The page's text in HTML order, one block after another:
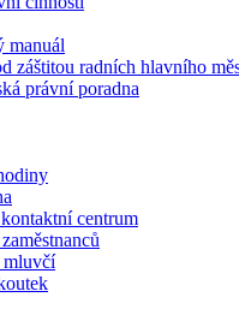
manuál
záštitou radních hlavního
právní poradna
centrum